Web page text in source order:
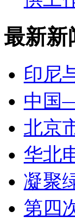
最新新
印尼
中国
北京
华北
凝聚
第四